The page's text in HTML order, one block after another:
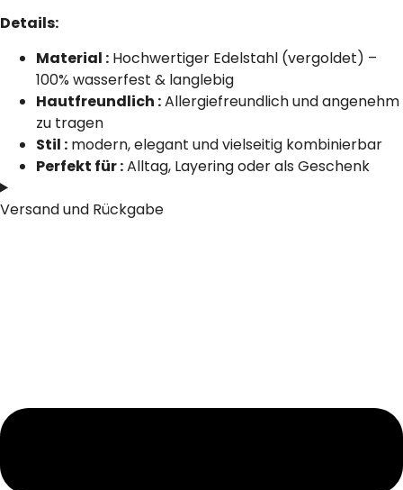
Details:
Material : Hochwertiger Edelstahl (vergoldet) –
100% wasserfest & langlebig
Hautfreundlich :Allergiefreundlich und angenehm
zu tragen
Stil : modern, elegant und vielseitig kombinierbar
Perfekt für :Alltag, Layering oder als Geschenk
Versand und Rückgabe